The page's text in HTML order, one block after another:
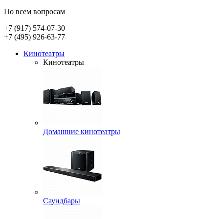
По всем вопросам
+7 (917) 574-07-30
+7 (495) 926-63-77
Кинотеатры
Кинотеатры
Домашние кинотеатры
Саундбары